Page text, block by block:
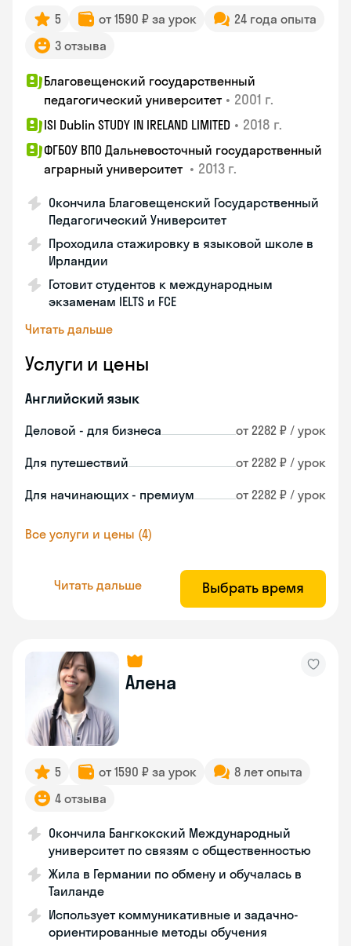
5 от 1590 ₽ за урок
24 года опыта
3 отзыва
Благовещенский государственный
педагогический университет • 2001 г.
ISI Dublin STUDY IN IRELAND LIMITED • 2018 г.
ФГБОУ ВПО Дальневосточный государственный
аграрный университет • 2013 г.
Окончила Благовещенский Государственный
Педагогический Университет
Проходила стажировку в языковой школе в
Ирландии
Готовит студентов к международным
экзаменам IELTS и FCE
Читать дальше
Услуги и цены
Английский язык
Деловой - для бизнеса от 2282 ₽ / урок
Для путешествий от 2282 ₽ / урок
Для начинающих - премиум от 2282 ₽ / урок
Все услуги и цены (4)
Читать дальше Выбрать время
Алена
5 от 1590 ₽ за урок
8 лет опыта
4 отзыва
Окончила Бангкокский Международный
университет по связям с общественностью
Жила в Германии по обмену и обучалась в
Таиланде
Использует коммуникативные и задачно-
ориентированные методы обучения